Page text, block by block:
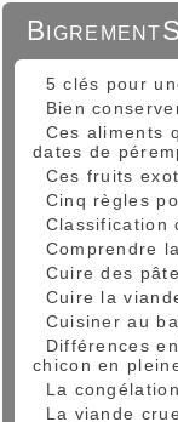
5 clés pour
Bien
Ces aliments
dates de
Ces fruits
Cinq règles
Classification
Comprendre
Cuire des
Cuire la
Cuisiner au
Différences
chicon en
La congélation
La viande